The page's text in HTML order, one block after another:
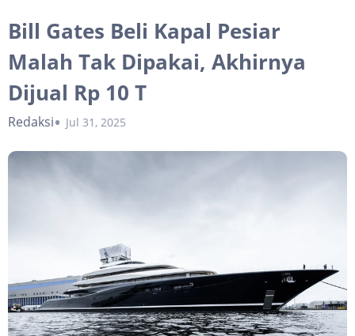
Bill Gates Beli Kapal Pesiar
Malah Tak Dipakai, Akhirnya
Dijual Rp 10 T
Redaksi Jul 31, 2025